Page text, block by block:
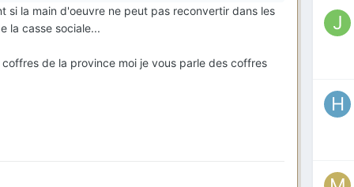
si la main d'oeuvre ne peut pas reconvertir dans les
la casse sociale...
de la province moi je vous parle des coffres